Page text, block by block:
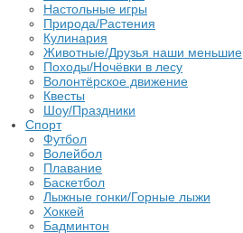
Настольные игры
Природа/Растения
Кулинария
Животные/Друзья наши меньшие
Походы/Ночёвки в лесу
Волонтёрское движение
Квесты
Шоу/Праздники
Спорт
Футбол
Волейбол
Плавание
Баскетбол
Лыжные гонки/Горные лыжи
Хоккей
Бадминтон